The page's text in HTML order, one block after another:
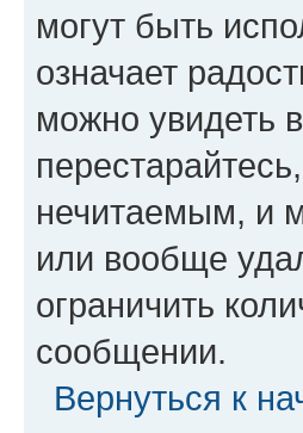
могут быть
означает
можно увидеть
нечитаемым, и
или вообще
ограничить
сообщении.
Вернуться к